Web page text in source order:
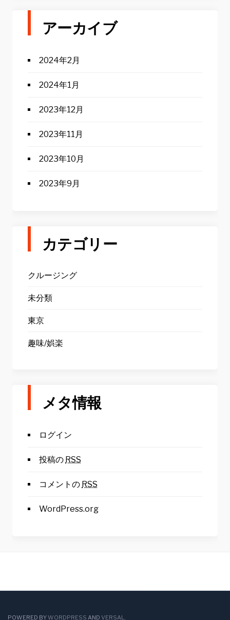
アーカイブ
2024年2月
2024年1月
2023年12月
2023年11月
2023年10月
2023年9月
カテゴリー
クルージング
未分類
東京
趣味/娯楽
メタ情報
ログイン
投稿の RSS
コメントの RSS
WordPress.org
POWERED BYWORDPRESS AND VERSAL